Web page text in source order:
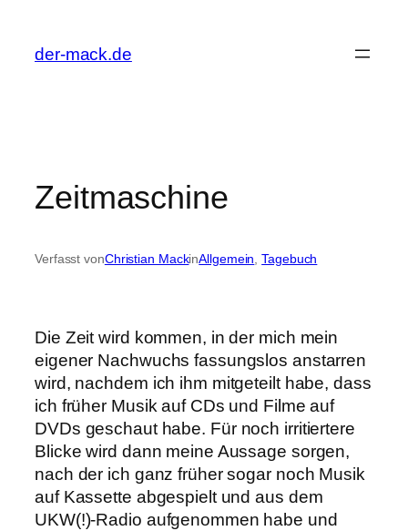
springen
der-mack.de
Zeitmaschine
Verfasst vonChristian MackinAllgemein , Tagebuch
Die Zeit wird kommen, in der mich mein
eigener Nachwuchs fassungslos anstarren
wird, nachdem ich ihm mitgeteilt habe, dass
ich früher Musik auf CDs und Filme auf
DVDs geschaut habe. Für noch irritiertere
Blicke wird dann meine Aussage sorgen,
nach der ich ganz früher sogar noch Musik
auf Kassette abgespielt und aus dem
UKW(!)-Radio aufgenommen habe und